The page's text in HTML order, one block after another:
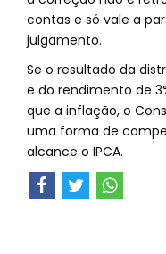
contas e só vale a
julgamento.
Se o resultado da
e do rendimento de
que a inflação, o
uma forma de
alcance o IPCA.